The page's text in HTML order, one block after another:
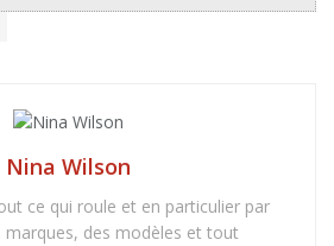
Nina Wilson
ce qui roule et en particulier par
marques, des modèles et tout